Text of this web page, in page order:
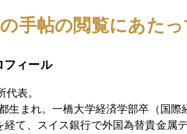
トランプさん！ゴールド、持ってます
速報 ＮＹ金、３０４０ドルまで急騰
手帖の閲覧にあたっ
フィール
代表。
生まれ。一橋大学経済学部卒（国際
経て、スイス銀行で外国為替貴金属